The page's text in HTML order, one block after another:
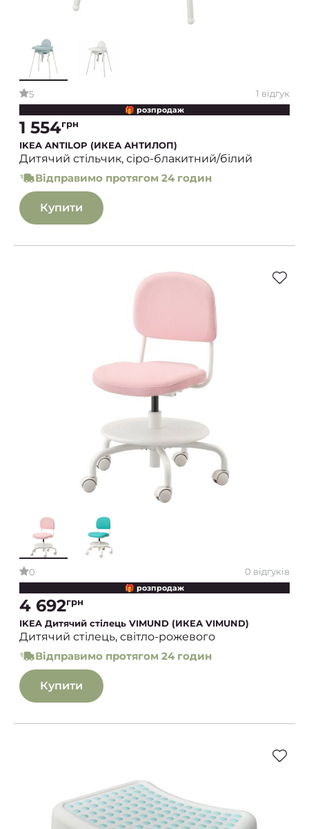
5 1 відгук
🎁 розпродаж
1 554грн
IKEA ANTILOP (ИКЕА АНТИЛОП)
Дитячий стільчик, сіро-блакитний/білий
Відправимо протягом 24 годин
Купити
0 0 відгуків
🎁 розпродаж
4 692грн
IKEA Дитячий стілець VIMUND (ИКЕА VIMUND)
Дитячий стілець, світло-рожевого
Відправимо протягом 24 годин
Купити